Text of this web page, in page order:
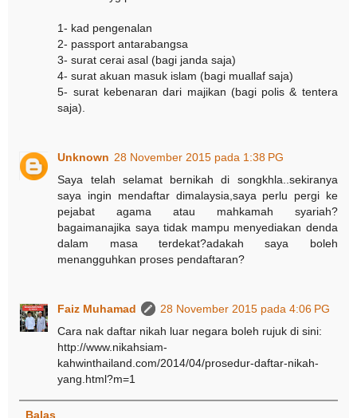
1- kad pengenalan
2- passport antarabangsa
3- surat cerai asal (bagi janda saja)
4- surat akuan masuk islam (bagi muallaf saja)
5- surat kebenaran dari majikan (bagi polis & tentera
saja).
Unknown 28 November 2015 pada 1:38 PG
Saya telah selamat bernikah di songkhla..sekiranya
saya ingin mendaftar dimalaysia,saya perlu pergi ke
pejabat agama atau mahkamah syariah?
bagaimanajika saya tidak mampu menyediakan denda
dalam masa terdekat?adakah saya boleh
menangguhkan proses pendaftaran?
Faiz Muhamad
28 November 2015 pada 4:06 PG
Cara nak daftar nikah luar negara boleh rujuk di sini:
http://www.nikahsiam-
kahwinthailand.com/2014/04/prosedur-daftar-nikah-
yang.html?m=1
Balas